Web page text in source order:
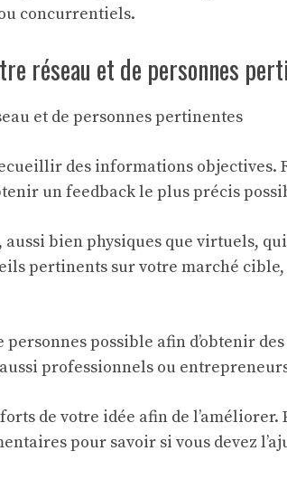
concurrentiels.
réseau et de personnes
et de personnes pertinentes
des informations objectives.
un feedback le plus précis
aussi bien physiques que virtuels,
pertinents sur votre marché
possible afin d’obtenir
professionnels ou
de votre idée afin de l’améliorer.
pour savoir si vous devez